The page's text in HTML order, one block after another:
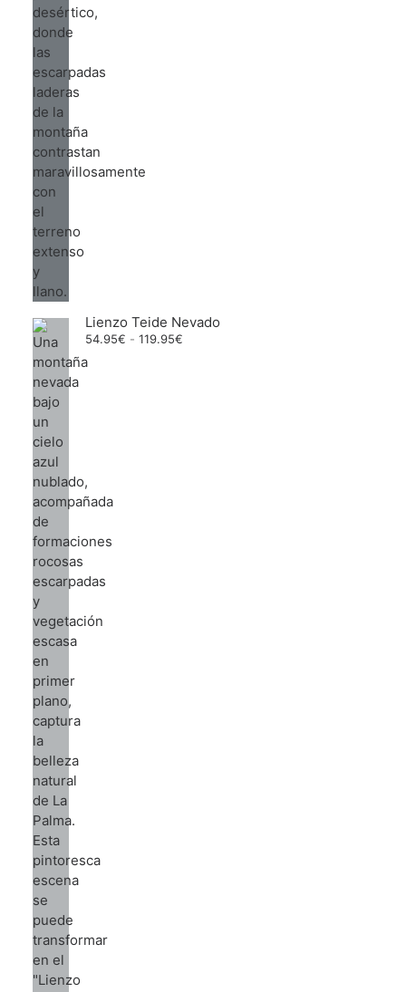
Lienzo Teide Nevado
54.95€ - 119.95€